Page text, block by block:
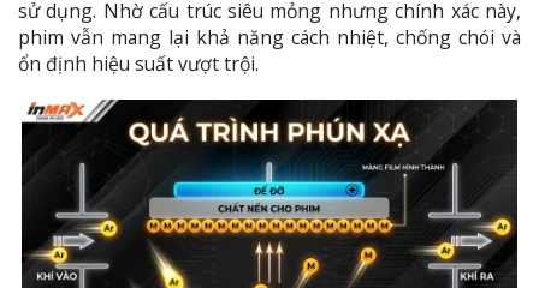
sử dụng. Nhờ cấu trúc siêu mỏng nhưng chính xác này,
phim vẫn mang lại khả năng cách nhiệt, chống chói và
ổn định hiệu suất vượt trội.